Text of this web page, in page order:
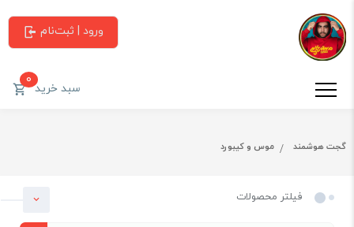
ورود | ثبت‌نام
سبد خرید0
گجت هوشمند موس و کیبورد
فیلتر محصولات